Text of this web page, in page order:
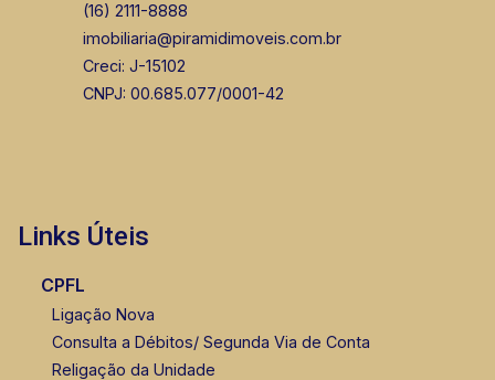
(16) 2111-8888
imobiliaria@piramidimoveis.com.br
Creci: J-15102
CNPJ: 00.685.077/0001-42
Links Úteis
CPFL
Ligação Nova
Consulta a Débitos/ Segunda Via de Conta
Religação da Unidade